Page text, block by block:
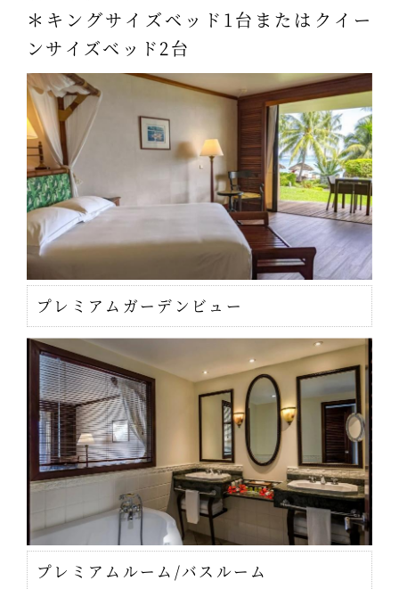
＊キングサイズベッド1台またはクイー
ンサイズベッド2台
プレミアムガーデンビュー
プレミアムルーム/バスルーム